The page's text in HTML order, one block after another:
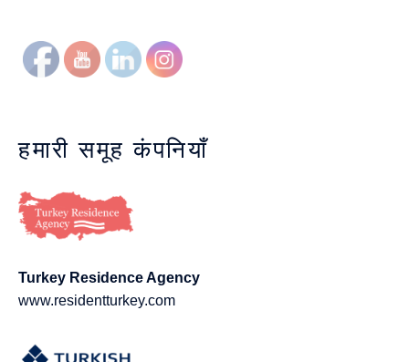
हमारी समूह कंपनियाँ
Turkey Residence Agency
www.residentturkey.com